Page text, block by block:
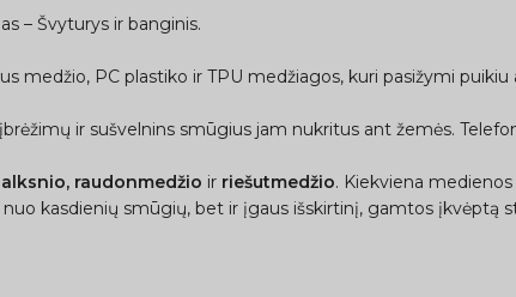
– Švyturys ir banginis.
medžio, PC plastiko ir TPU medžiagos, kuri pasižymi
ir sušvelnins smūgius jam nukritus ant žemės.
alksnio, raudonmedžio ir riešutmedžio. Kiekviena
kasdienių smūgių, bet ir įgaus išskirtinį, gamtos įkvėptą